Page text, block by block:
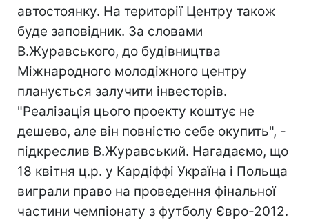
автостоянку. На території Центру також
буде заповідник. За словами
В.Журавського, до будівництва
Міжнародного молодіжного центру
планується залучити інвесторів.
"Реалізація цього проекту коштує не
дешево, але він повністю себе окупить", -
підкреслив В.Журавський. Нагадаємо, що
18 квітня ц.р. у Кардіффі Україна і Польща
виграли право на проведення фінальної
частини чемпіонату з футболу Євро-2012.